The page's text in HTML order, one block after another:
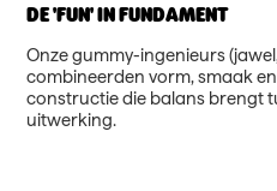
DE 'FUN' IN FUNDAMENT
Onze gummy-ingenieurs
combineerden vorm, smaak
constructie die balans brengt
uitwerking.